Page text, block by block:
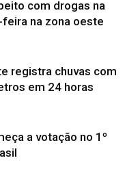
com drogas na
na zona oeste
registra chuvas com
em 24 horas
a votação no 1º